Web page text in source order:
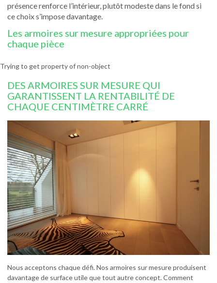
présence renforce l’intérieur, plutôt modeste dans le fond si
ce choix s’impose davantage.
Les armoires sur mesure appropriées pour
chaque pièce
Trying to get property of non-object
DES ARMOIRES SUR MESURE QUI
GARANTISSENT LA RENTABILITÉ DE
CHAQUE CENTIMÈTRE CARRÉ
Nous acceptons chaque défi. Nos armoires sur mesure produisent
davantage de surface utile que tout autre concept. Comment